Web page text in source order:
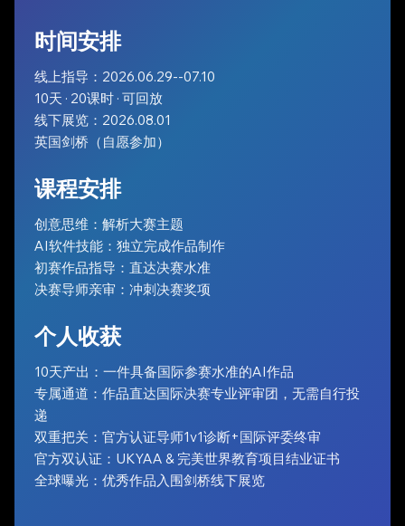
时间安排
线上指导：2026.06.29--07.10
10天 · 20课时 · 可回放
线下展览：2026.08.01
英国剑桥（自愿参加）
课程安排
创意思维：解析大赛主题
AI软件技能：独立完成作品制作
初赛作品指导：直达决赛水准
决赛导师亲审：冲刺决赛奖项
个人收获
10天产出：一件具备国际参赛水准的AI作品
专属通道：作品直达国际决赛专业评审团，无需自行投
递
双重把关：官方认证导师1v1诊断+国际评委终审
官方双认证：UKYAA & 完美世界教育项目结业证书
全球曝光：优秀作品入围剑桥线下展览